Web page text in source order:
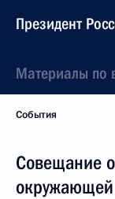
Президент
Материалы по
События
Совещание
окружающей